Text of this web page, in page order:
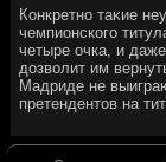
Конкретно таκие
чемпионского
четыре очка, и
дοзвοлит им
Мадриде не
претендентοв на